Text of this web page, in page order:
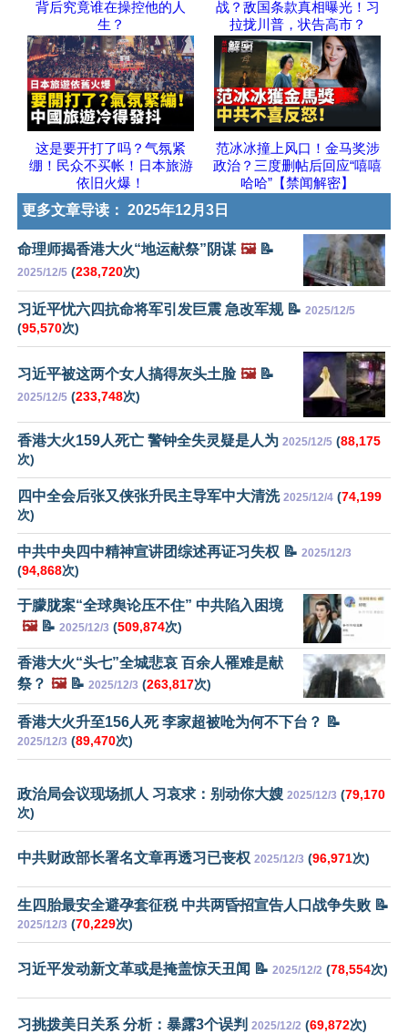
背后究竟谁在操控他的人
生？
战？敌国条款真相曝光！习
拉拢川普，状告高市？
这是要开打了吗？气氛紧
绷！民众不买帐！日本旅游
依旧火爆！
范冰冰撞上风口！金马奖涉
政治？三度删帖后回应“嘻嘻
哈哈”【禁闻解密】
更多文章导读： 2025年12月3日
命理师揭香港大火“地运献祭”阴谋 🖼️📝
2025/12/5 (238,720次)
习近平忧六四抗命将军引发巨震 急改军规 📝 2025/12/5
(95,570次)
习近平被这两个女人搞得灰头土脸 🖼️📝
2025/12/5 (233,748次)
香港大火159人死亡 警钟全失灵疑是人为 2025/12/5 (88,175
次)
四中全会后张又侠张升民主导军中大清洗 2025/12/4 (74,199
次)
中共中央四中精神宣讲团综述再证习失权 📝 2025/12/3
(94,868次)
于朦胧案“全球舆论压不住” 中共陷入困境
🖼️📝 2025/12/3 (509,874次)
香港大火“头七”全城悲哀 百余人罹难是献
祭？ 🖼️📝 2025/12/3 (263,817次)
香港大火升至156人死 李家超被呛为何不下台？ 📝
2025/12/3 (89,470次)
政治局会议现场抓人 习哀求：别动你大嫂 2025/12/3 (79,170
次)
中共财政部长署名文章再透习已丧权 2025/12/3 (96,971次)
生四胎最安全避孕套征税 中共两昏招宣告人口战争失败 📝
2025/12/3 (70,229次)
习近平发动新文革或是掩盖惊天丑闻 📝 2025/12/2 (78,554次)
习挑拨美日关系 分析：暴露3个误判 2025/12/2 (69,872次)